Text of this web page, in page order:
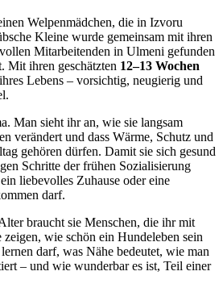
Welpenmädchen, die in Izvoru
Kleine wurde gemeinsam mit ihren
Mitarbeitenden in Ulmeni gefunden
Mit ihren geschätzten 12–13 Wochen
Lebens – vorsichtig, neugierig und
Man sieht ihr an, wie sie langsam
verändert und dass Wärme, Schutz und
gehören dürfen. Damit sie sich gesund
Schritte der frühen Sozialisierung
liebevolles Zuhause oder eine
darf.
braucht sie Menschen, die ihr mit
wie schön ein Hundeleben sein
darf, was Nähe bedeutet, wie man
– und wie wunderbar es ist, Teil einer